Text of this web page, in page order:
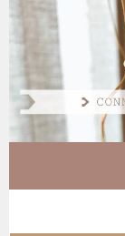
Spring
inhoud
AT
CONNECT